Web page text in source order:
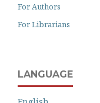
For Authors
For Librarians
LANGUAGE